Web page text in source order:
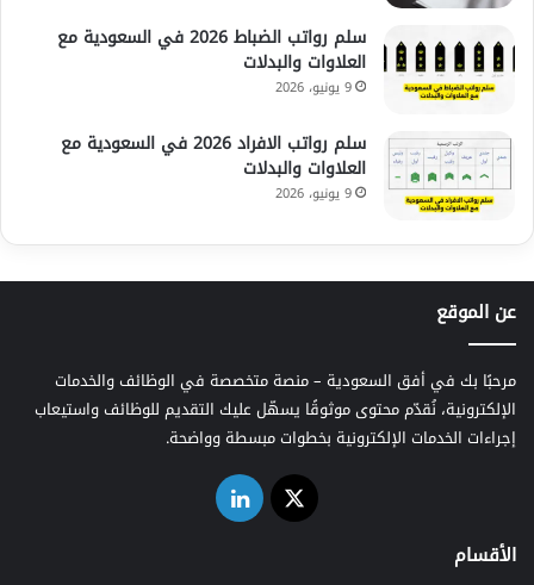
سلم رواتب الضباط 2026 في السعودية مع
العلاوات والبدلات
9 يونيو، 2026
سلم رواتب الافراد 2026 في السعودية مع
العلاوات والبدلات
9 يونيو، 2026
عن الموقع
مرحبًا بك في أفق السعودية – منصة متخصصة في الوظائف والخدمات
الإلكترونية، نُقدّم محتوى موثوقًا يسهّل عليك التقديم للوظائف واستيعاب
إجراءات الخدمات الإلكترونية بخطوات مبسطة وواضحة.
‫X لينكدإن
الأقسام